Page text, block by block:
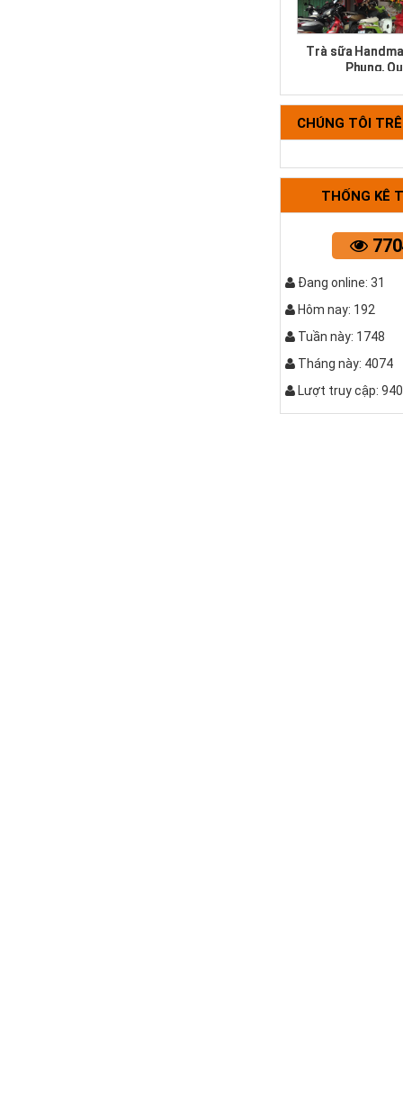
Trà sữa
Phụng,
CHÚNG TÔI
THỐNG KÊ
Đang online: 31
Hôm nay: 192
Tuần này: 1748
Tháng này: 4074
Lượt truy cập: